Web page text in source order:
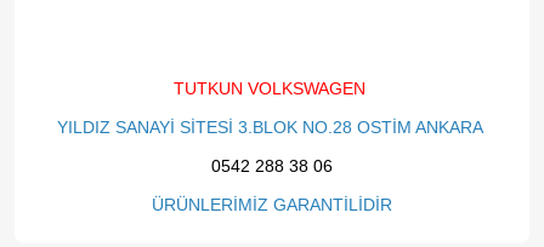
TUTKUN VOLKSWAGEN
YILDIZ SANAYİ SİTESİ 3.BLOK NO.28 OSTİM ANKARA
0542 288 38 06
ÜRÜNLERİMİZ GARANTİLİDİR